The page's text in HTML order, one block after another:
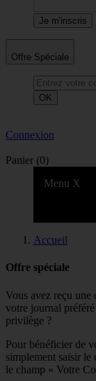
Offre Spéciale
OK
Connexion
Panier (0)
Menu X
Accueil
Offre spéciale
Vous avez reçu
votre journal
privilège ?
Pour bénéficier de
simplement saisir le
le champ « Votre